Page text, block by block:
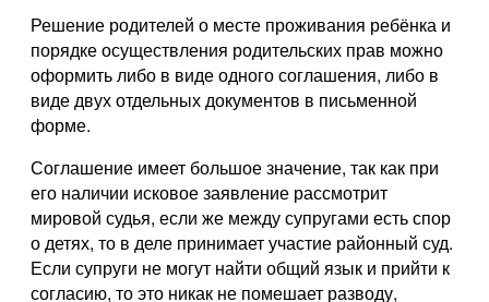
Решение родителей о месте проживания ребёнка и
порядке осуществления родительских прав можно
оформить либо в виде одного соглашения, либо в
виде двух отдельных документов в письменной
форме.
Соглашение имеет большое значение, так как при
его наличии исковое заявление рассмотрит
мировой судья, если же между супругами есть спор
о детях, то в деле принимает участие районный суд.
Если супруги не могут найти общий язык и прийти к
согласию, то это никак не помешает разводу,